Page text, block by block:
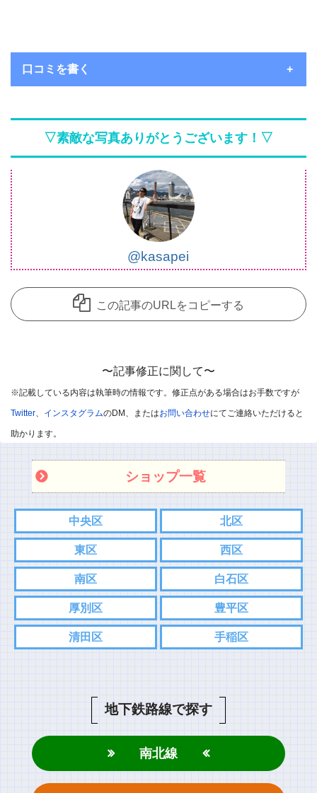
口コミを書く
コメント欄は見てくれているユーザーさんたちにお店の良さを共
中には愚痴のようなコメントも目立ってきています。
誠に申し訳ないのですが、個人的な愚痴のようなコメントは削除
※悪口や過剰・攻撃的なコメントはお控えください。
※飲食店であればお店の味を他のユーザー様に伝えて頂ければと
思います。
※承認制としました
各SNS、もしくはお問い合わせフォームからご連絡お願い致しま
す。
こちらの方がスムーズにやり取りできるので。
⇨Twitter
▽素敵な写真ありがとうございます！▽
@kasapei
この記事のURLをコピーする
〜記事修正に関して〜
※記載している内容は執筆時の情報です。修正点がある場合はお手数ですが
Twitter、 インスタグラムのDM、またはお問い合わせにてご連絡いただけると
助かります。
ショップ一覧
中央区 北区
東区 西区
南区 白石区
厚別区 豊平区
清田区 手稲区
地下鉄路線で探す
南北線